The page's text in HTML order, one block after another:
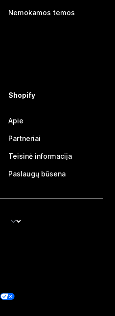
Nemokamos temos
Shopify
Apie
Partneriai
Teisinė informacija
Paslaugų būsena